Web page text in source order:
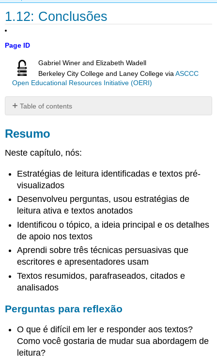
1.12: Conclusões
Page ID
Gabriel Winer and Elizabeth Wadell
Berkeley City College and Laney College viaASCCC
Open Educational Resources Initiative (OERI)
Table of contents
Perguntas
reflexão
e
atribuição
Conteúdo
licenciado
original
Resumo
Neste capítulo, nós:
Estratégias de leitura identificadas e textos pré-
visualizados
Desenvolveu perguntas, usou estratégias de
leitura ativa e textos anotados
Identificou o tópico, a ideia principal e os detalhes
de apoio nos textos
Aprendi sobre três técnicas persuasivas que
escritores e apresentadores usam
Textos resumidos, parafraseados, citados e
analisados
Perguntas para reflexão
O que é difícil em ler e responder aos textos?
Como você gostaria de mudar sua abordagem de
leitura?